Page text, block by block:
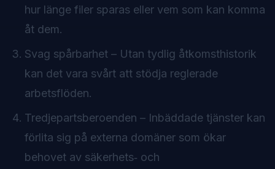
hur länge filer sparas eller vem som kan komma
åt dem.
Svag spårbarhet – Utan tydlig åtkomsthistorik
kan det vara svårt att stödja reglerade
arbetsflöden.
Tredjepartsberoenden – Inbäddade tjänster kan
förlita sig på externa domäner som ökar
behovet av säkerhets‑ och